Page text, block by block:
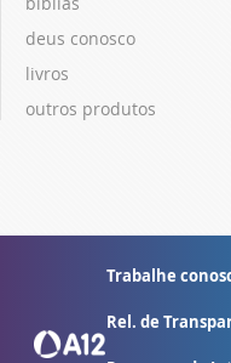
deus conosco
livros
outros produtos
Trabalhe
Rel. de